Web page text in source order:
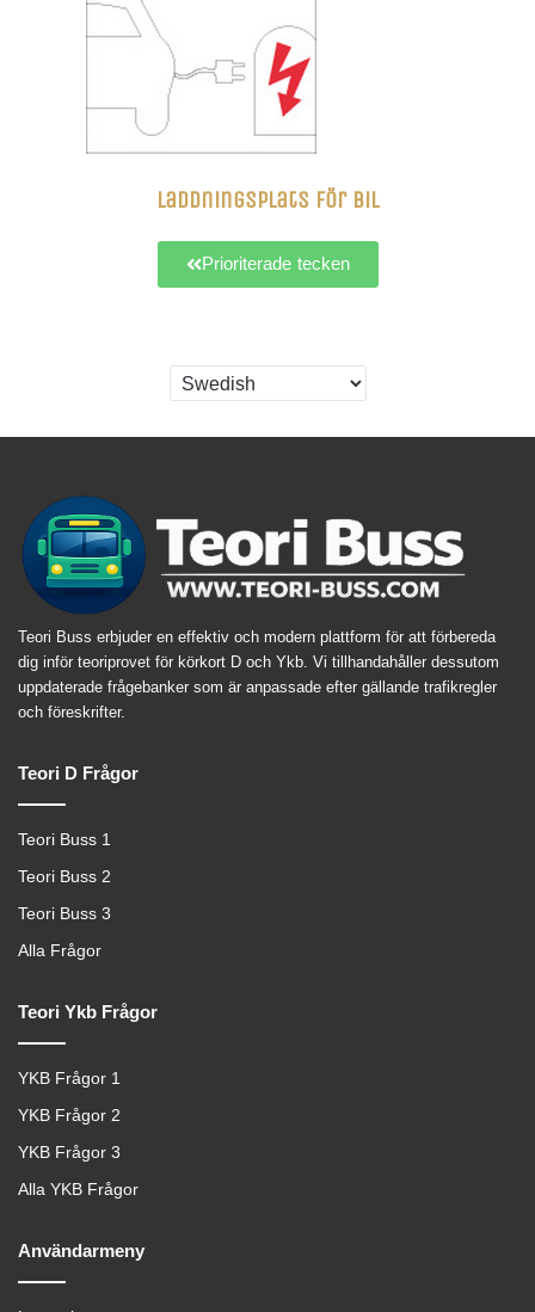
Laddningsplats för bil
Prioriterade tecken
Teori Buss erbjuder en effektiv och modern plattform för att förbereda
dig inför teoriprovet för körkort D och Ykb. Vi tillhandahåller dessutom
uppdaterade frågebanker som är anpassade efter gällande trafikregler
och föreskrifter.
Teori D Frågor
Teori Buss 1
Teori Buss 2
Teori Buss 3
Alla Frågor
Teori Ykb Frågor
YKB Frågor 1
YKB Frågor 2
YKB Frågor 3
Alla YKB Frågor
Användarmeny